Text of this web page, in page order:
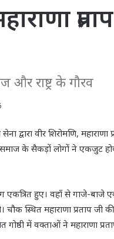
और राष्ट्र के गौरव
सेना द्वारा वीर शिरोमणि,
समाज के सैकड़ों लोगों ने एकजुट
एकत्रित हुए। वहाँ से गाजे-बाजे
चौक स्थित महाराणा प्रताप
गोष्ठी में वक्ताओं ने महाराणा